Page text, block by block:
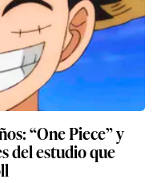
“One Piece” y
del estudio que